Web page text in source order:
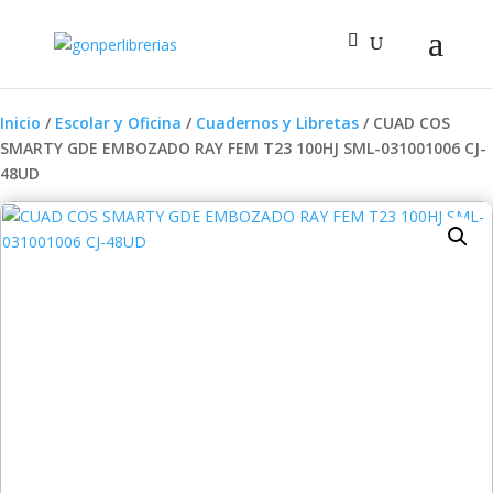
Inicio / Escolar y Oficina / Cuadernos y Libretas / CUAD COS
SMARTY GDE EMBOZADO RAY FEM T23 100HJ SML-031001006 CJ-
48UD